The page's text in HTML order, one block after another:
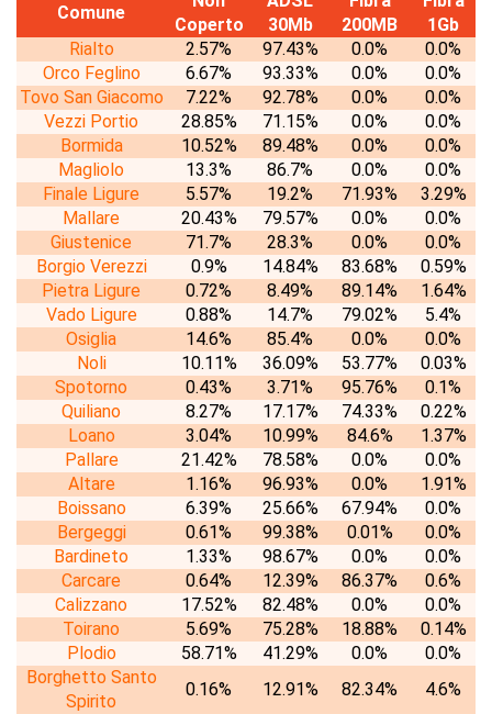
Comune
Coperto
30Mb
200MB
1Gb
Rialto
2.57% 97.43% 0.0%
0.0%
Orco Feglino
6.67% 93.33% 0.0%
0.0%
Tovo San Giacomo
7.22% 92.78% 0.0%
0.0%
Vezzi Portio
28.85% 71.15% 0.0%
0.0%
Bormida
10.52% 89.48% 0.0%
0.0%
Magliolo
13.3% 86.7% 0.0%
0.0%
Finale Ligure
5.57% 19.2% 71.93%
3.29%
Mallare
20.43% 79.57% 0.0%
0.0%
Giustenice
71.7% 28.3% 0.0%
0.0%
Borgio Verezzi
0.9% 14.84% 83.68%
0.59%
Pietra Ligure
0.72% 8.49% 89.14%
1.64%
Vado Ligure
0.88% 14.7% 79.02%
5.4%
Osiglia
14.6% 85.4% 0.0%
0.0%
Noli
10.11% 36.09% 53.77%
0.03%
Spotorno
0.43% 3.71% 95.76%
0.1%
Quiliano
8.27% 17.17% 74.33%
0.22%
Loano
3.04% 10.99% 84.6%
1.37%
Pallare
21.42% 78.58% 0.0%
0.0%
Altare
1.16% 96.93% 0.0%
1.91%
Boissano
6.39% 25.66% 67.94%
0.0%
Bergeggi
0.61% 99.38% 0.01%
0.0%
Bardineto
1.33% 98.67% 0.0%
0.0%
Carcare
0.64% 12.39% 86.37%
0.6%
Calizzano
17.52% 82.48% 0.0%
0.0%
Toirano
5.69% 75.28% 18.88%
0.14%
Plodio
58.71% 41.29% 0.0%
0.0%
Borghetto Santo
Spirito
0.16% 12.91% 82.34%
4.6%